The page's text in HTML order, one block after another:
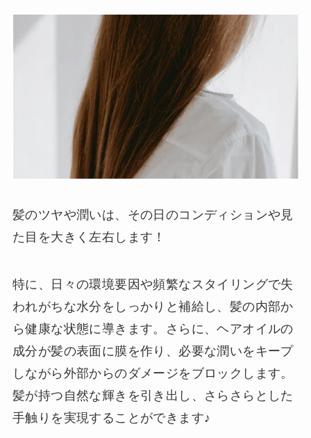
髪のツヤや潤いは、その日のコンディションや見
た目を大きく左右します！
特に、日々の環境要因や頻繁なスタイリングで失
われがちな水分をしっかりと補給し、髪の内部か
ら健康な状態に導きます。さらに、ヘアオイルの
成分が髪の表面に膜を作り、必要な潤いをキープ
しながら外部からのダメージをブロックします。
髪が持つ自然な輝きを引き出し、さらさらとした
手触りを実現することができます♪